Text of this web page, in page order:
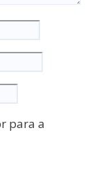
para a